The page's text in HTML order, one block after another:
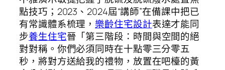
點技巧；2023、2024屆“講師”在備課中把已
有常識體系梳理， 樂齡住宅設計表達才能同
步養生住宅晉「第三階段：時間與空間的絕
對對稱。你們必須同時在十點零三分零五
秒，將對方送給我的禮物，放置在吧檯的黃